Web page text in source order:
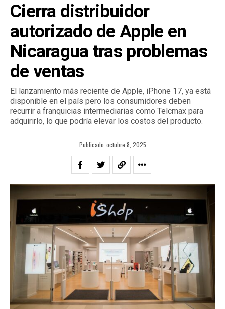
Cierra distribuidor
autorizado de Apple en
Nicaragua tras problemas
de ventas
El lanzamiento más reciente de Apple, iPhone 17, ya está
disponible en el país pero los consumidores deben
recurrir a franquicias intermediarias como Telcmax para
adquirirlo, lo que podría elevar los costos del producto.
Publicado octubre 8, 2025